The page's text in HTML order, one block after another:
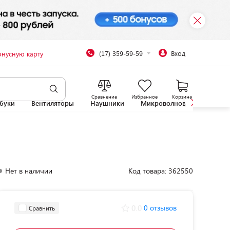
карту (17) 359-59-59 Вход
Сравнение Избранное Корзина
Вентиляторы Наушники Микроволновые печи
Нет в наличии Код товара: 362550
Сравнить 0 отзывов